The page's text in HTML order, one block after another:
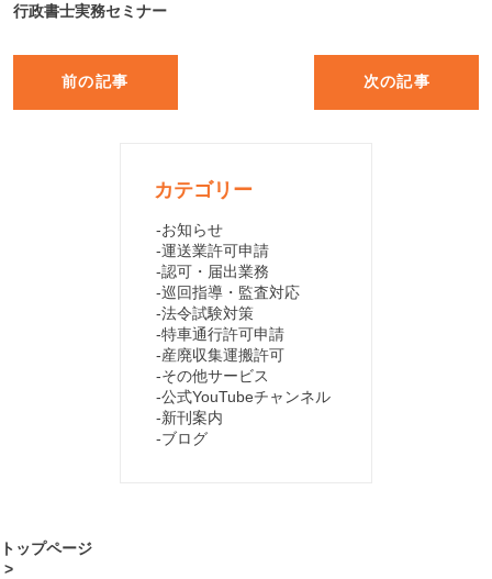
行政書士実務セミナー
前の記事 次の記事
カテゴリー
お知らせ
運送業許可申請
認可・届出業務
巡回指導・監査対応
法令試験対策
特車通行許可申請
産廃収集運搬許可
その他サービス
公式YouTubeチャンネル
新刊案内
ブログ
トップページ
>